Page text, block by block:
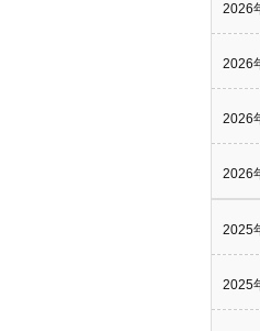
2026
2026
2026
2026
2025
2025